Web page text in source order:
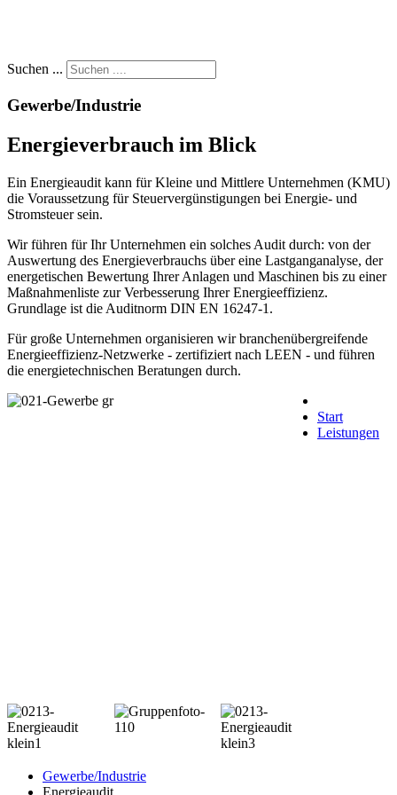
Suchen ...
Gewerbe/Industrie
Energieverbrauch im Blick
Ein Energieaudit kann für Kleine und Mittlere Unternehmen (KMU)
die Voraussetzung für Steuervergünstigungen bei Energie- und
Stromsteuer sein.
Wir führen für Ihr Unternehmen ein solches Audit durch: von der
Auswertung des Energieverbrauchs über eine Lastganganalyse, der
energetischen Bewertung Ihrer Anlagen und Maschinen bis zu einer
Maßnahmenliste zur Verbesserung Ihrer Energieeffizienz.
Grundlage ist die Auditnorm DIN EN 16247-1.
Für große Unternehmen organisieren wir branchenübergreifende
Energieeffizienz-Netzwerke - zertifiziert nach LEEN - und führen
die energietechnischen Beratungen durch.
Start
Leistungen
Gewerbe/Industrie
Energieaudit